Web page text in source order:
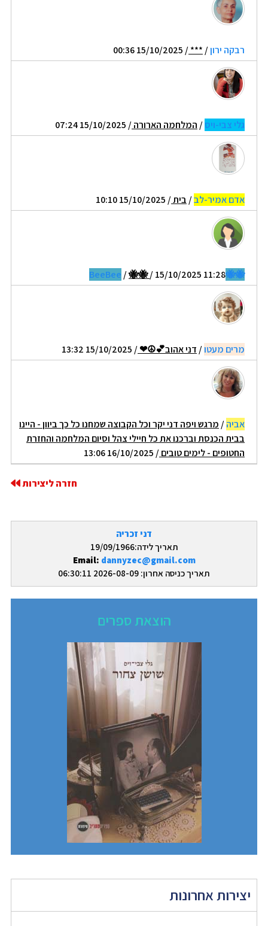
דני זכריה
תאריך לידה:19/09/1966
Email: dannyzec@gmail.com
תאריך כניסה אחרון: 2026-08-09 06:30:11
הוצאת ספרים
יצירות אחרונות
רבקה ירון/
***
/ 15/10/2025 00:36
גלי צבי-ויס/ המלחמה הארורה/ 15/10/2025 07:24
אדם אמיר-לב/ בית/ 15/10/2025 10:10
🐝🐝BeeBee
/🐝🐝/ 15/10/2025 11:28
מרים מעטו/ דני אהוב💕☮❤/ 15/10/2025 13:32
אביה/ מרגש ויפה דני יקר וכל הקבוצה שמחנו כל כך ביוון - היינו
בבית הכנסת וברכנו את כל חיילי צהל וסיום המלחמה והחזרת
החטופים - לימים טובים/ 16/10/2025 13:06
חזרה ליצירות